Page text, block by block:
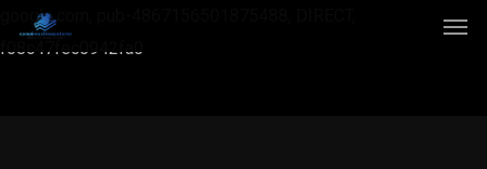
google.com, pub-4867156501875488, DIRECT,
f08c47fec0942fa0